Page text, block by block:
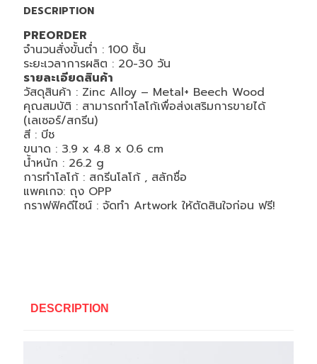
DESCRIPTION
PREORDER
จำนวนสั่งขั้นต่ำ : 100 ชิ้น
ระยะเวลาการผลิต : 20-30 วัน
รายละเอียดสินค้า
วัสดุสินค้า : Zinc Alloy – Metal+ Beech Wood
คุณสมบัติ : สามารถทำโลโก้เพื่อส่งเสริมการขายได้
(เลเซอร์/สกรีน)
สี : บีช
ขนาด : 3.9 x 4.8 x 0.6 cm
น้ำหนัก : 26.2 g
การทำโลโก้ : สกรีนโลโก้ , สลักชื่อ
แพคเกจ: ถุง OPP
กราฟฟิคดีไซน์ : จัดทำ Artwork ให้ตัดสินใจก่อน ฟรี!
DESCRIPTION